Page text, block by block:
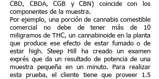
CBD, CBDA, CGB y CBN) coincide con los
componentes de la muestra.
Por ejemplo, una porción de cannabis comestible
comercial no debe de tener más de 10
miligramos de THC, un cannabinoide en la planta
que produce ese efecto de estar fumado o de
estar high. Steep Hill ha creado un examen
exprés que da un resultado de potencia de una
muestra pequeña en un minuto. Para realizar
esta prueba, el cliente tiene que proveer 1.5